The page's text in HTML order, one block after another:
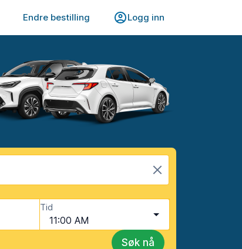
Endre bestilling Logg inn
Tid
11:00 AM
Søk nå